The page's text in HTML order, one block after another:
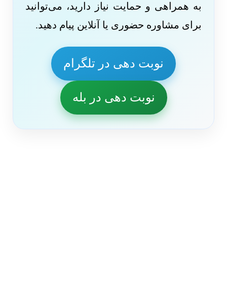
به همراهی و حمایت نیاز دارید، می‌توانید
برای مشاوره حضوری یا آنلاین پیام دهید.
نوبت دهی در تلگرام
نوبت دهی در بله